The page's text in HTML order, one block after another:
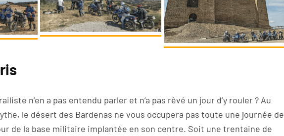
n’en a pas entendu parler et n’a pas rêvé un jour d’y rouler ? Au
le désert des Bardenas ne vous occupera pas toute une journée de
de la base militaire implantée en son centre. Soit une trentaine de